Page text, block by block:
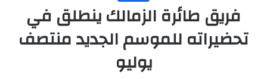
فريق طائرة الزمالك ينطلق في
تحضيراته للموسم الجديد منتصف
يوليو